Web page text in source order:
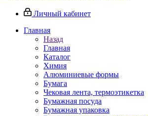
Личный кабинет
Главная
Назад
Главная
Каталог
Химия
Алюминиевые формы
Бумага
Чековая лента, термоэтикетка
Бумажная посуда
Бумажная упаковка